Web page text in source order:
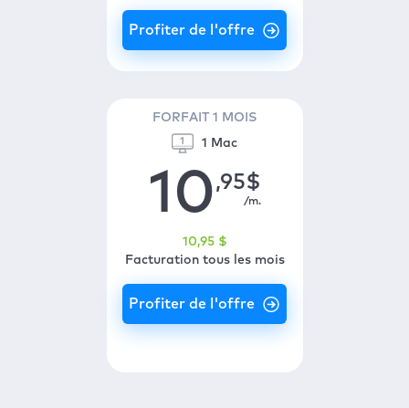
FORFAIT 1 MOIS
1 Mac
10,95$
/m.
10,95 $
Facturation tous les mois